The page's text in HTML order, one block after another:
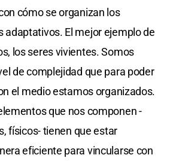
cómo se organizan los
adaptativos. El mejor ejemplo de
los seres vivientes. Somos
de complejidad que para poder
el medio estamos organizados.
que nos componen -
físicos- tienen que estar
eficiente para vincularse con